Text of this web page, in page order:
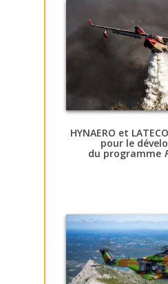
HYNAERO et
pour le
du programme